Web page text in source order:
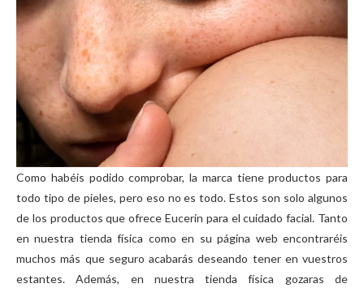
Como habéis podido comprobar, la marca tiene productos para
todo tipo de pieles, pero eso no es todo. Estos son solo algunos
de los productos que ofrece Eucerin para el cuidado facial. Tanto
en nuestra tienda física como en su página web encontraréis
muchos más que seguro acabarás deseando tener en vuestros
estantes. Además, en nuestra tienda física gozaras de